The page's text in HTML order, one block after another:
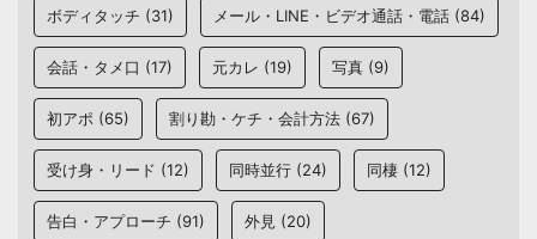
ボディタッチ (31) メール・LINE・ビデオ通話・電話 (84)
会話・タメ口 (17) 元カレ (19) 写真 (9)
初アポ (65) 割り勘・ケチ・会計方法 (67)
受け身・リード (12) 同時並行 (24) 同棲 (12)
告白・アプローチ (91) 外見 (20)